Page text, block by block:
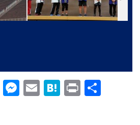
SkypeMessenger
EmailHatenaPrint